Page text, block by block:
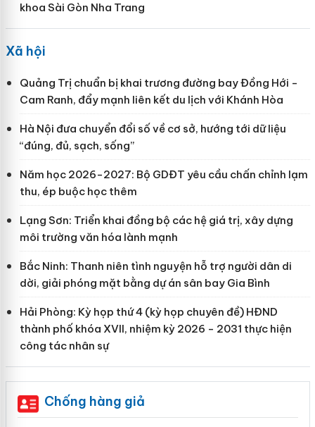
khoa Sài Gòn Nha Trang
Xã hội
Quảng Trị chuẩn bị khai trương đường bay Đồng Hới -
Cam Ranh, đẩy mạnh liên kết du lịch với Khánh Hòa
Hà Nội đưa chuyển đổi số về cơ sở, hướng tới dữ liệu
“đúng, đủ, sạch, sống”
Năm học 2026-2027: Bộ GDĐT yêu cầu chấn chỉnh lạm
thu, ép buộc học thêm
Lạng Sơn: Triển khai đồng bộ các hệ giá trị, xây dựng
môi trường văn hóa lành mạnh
Bắc Ninh: Thanh niên tình nguyện hỗ trợ người dân di
dời, giải phóng mặt bằng dự án sân bay Gia Bình
Hải Phòng: Kỳ họp thứ 4 (kỳ họp chuyên đề) HĐND
thành phố khóa XVII, nhiệm kỳ 2026 - 2031 thực hiện
công tác nhân sự
Chống hàng giả